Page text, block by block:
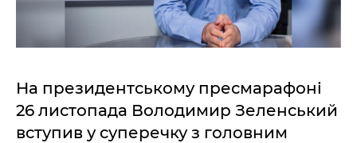
На президентському пресмарафоні
26 листопада Володимир Зеленський
вступив у суперечку з головним